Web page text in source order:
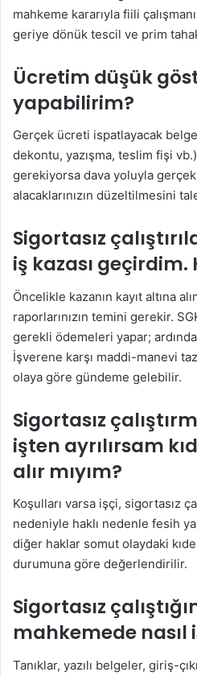
mahkeme kararıyla fiili
geriye dönük tescil ve prim
Ücretim düşük
yapabilirim?
Gerçek ücreti ispatlayacak
dekontu, yazışma, teslim fişi
gerekiyorsa dava yoluyla
alacaklarınızın düzeltilmesini
Sigortasız
iş kazası geçirdim.
Öncelikle kazanın kayıt altına
raporlarınızın temini gerekir.
gerekli ödemeleri yapar;
İşverene karşı maddi-manevi
olaya göre gündeme gelebilir.
Sigortasız
işten ayrılırsam
alır mıyım?
Koşulları varsa işçi, sigortasız
nedeniyle haklı nedenle fesih
diğer haklar somut olaydaki
durumuna göre değerlendirilir.
Sigortasız
mahkemede nasıl
Tanıklar, yazılı belgeler, giriş-